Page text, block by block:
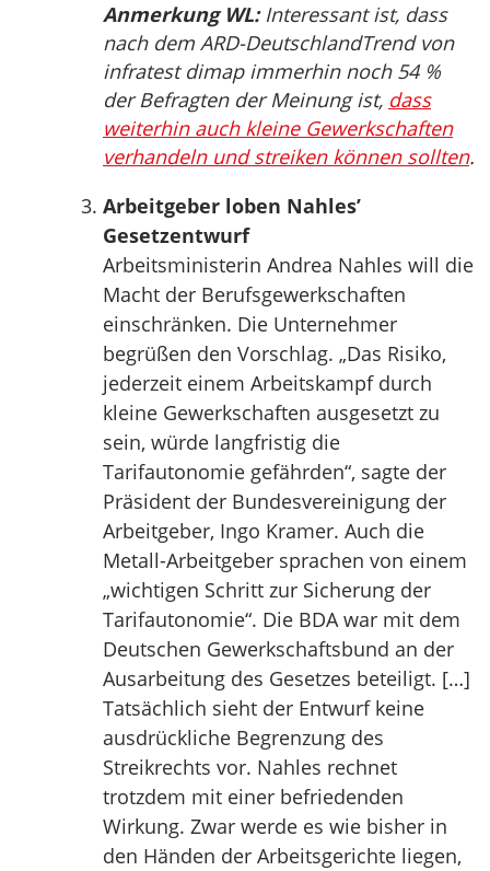
Anmerkung WL:Interessant ist, dass
nach dem ARD-DeutschlandTrend von
infratest dimap immerhin noch 54 %
der Befragten der Meinung ist, dass
weiterhin auch kleine Gewerkschaften
verhandeln und streiken können sollten.
Arbeitgeber loben Nahles’
Gesetzentwurf
Arbeitsministerin Andrea Nahles will die
Macht der Berufsgewerkschaften
einschränken. Die Unternehmer
begrüßen den Vorschlag. „Das Risiko,
jederzeit einem Arbeitskampf durch
kleine Gewerkschaften ausgesetzt zu
sein, würde langfristig die
Tarifautonomie gefährden“, sagte der
Präsident der Bundesvereinigung der
Arbeitgeber, Ingo Kramer. Auch die
Metall-Arbeitgeber sprachen von einem
„wichtigen Schritt zur Sicherung der
Tarifautonomie“. Die BDA war mit dem
Deutschen Gewerkschaftsbund an der
Ausarbeitung des Gesetzes beteiligt. […]
Tatsächlich sieht der Entwurf keine
ausdrückliche Begrenzung des
Streikrechts vor. Nahles rechnet
trotzdem mit einer befriedenden
Wirkung. Zwar werde es wie bisher in
den Händen der Arbeitsgerichte liegen,